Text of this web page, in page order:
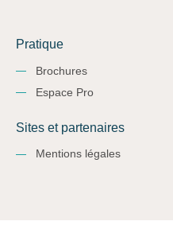
Pratique
Brochures
Espace Pro
Sites et partenaires
Mentions légales